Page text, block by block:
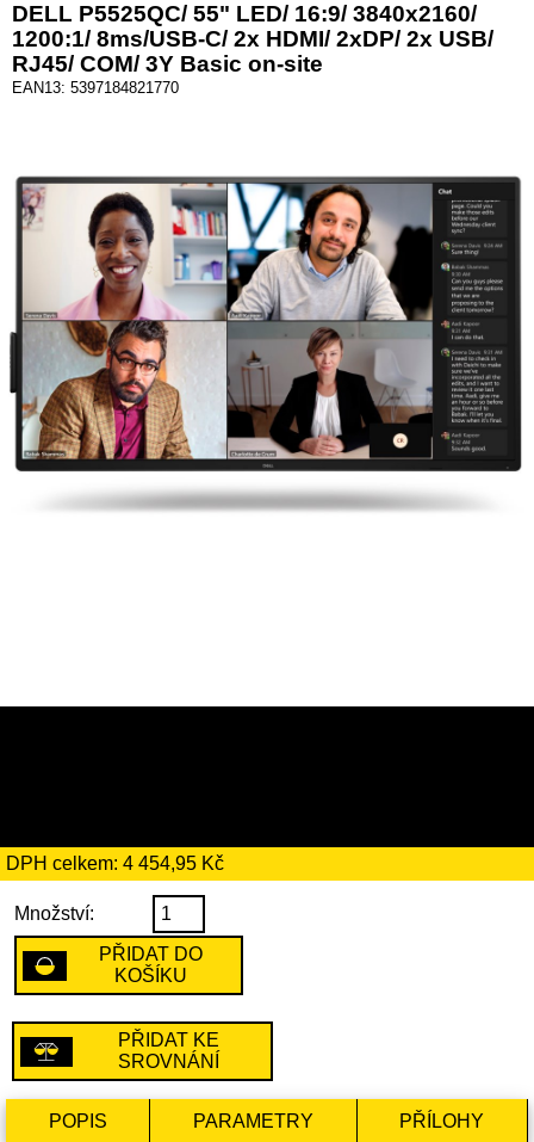
DELL P5525QC/ 55" LED/ 16:9/ 3840x2160/
1200:1/ 8ms/USB-C/ 2x HDMI/ 2xDP/ 2x USB/
RJ45/ COM/ 3Y Basic on-site
EAN13: 5397184821770
DPH celkem: 4 454,95 Kč
Množství:
PŘIDAT DO
KOŠÍKU
PŘIDAT KE
SROVNÁNÍ
POPIS PARAMETRY PŘÍLOHY